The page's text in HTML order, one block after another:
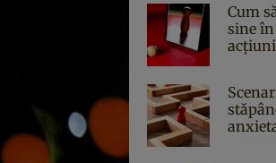
Cum
sine